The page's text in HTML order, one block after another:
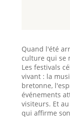
Quand l'été
culture qui se
Les festivals
vivant : la
bretonne,
événements
visiteurs. Et
qui affirme